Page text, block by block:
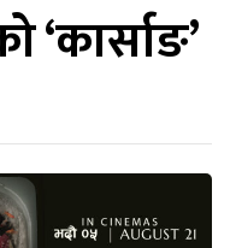
‘कार्साङ’